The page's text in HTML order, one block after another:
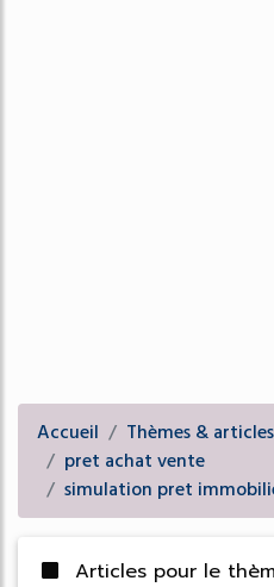
Accueil
Thèmes &
pret achat vente
simulation pret
Articles pour le